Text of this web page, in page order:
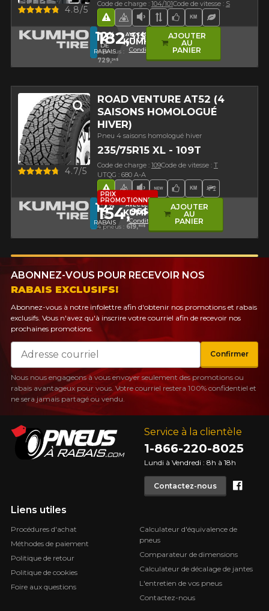
Code de charge : 104/101Code de vitesse : S
Faible niveau sonore
Pneu 4 saisons homologué
Bande de roulement
Choix de l'équipe
HautPneu
Hasard routier
Aperçu 4.8/5
12%
DE
RABAIS
AVEC LE CODE
KUMHO12
Conditions
182,31$
4 pneus :
729,24$
AJOUTER
AU
PANIER
ROAD VENTURE AT52 (4
SAISONS HOMOLOGUÉ
HIVER)
Pneu 4 saisons homologué hiver
235/75R15 XL - 109T
Code de charge : 109Code de vitesse : T
UTQG : 680 A-A
Faible niveau sonore
Pneu 4 saisons homologué
Nouveau produit
Choix de l'équipe
Haut
Hasard routier Pneu Hors-
Aperçu 4.7/5
12%
DE
RABAIS
AVEC LE CODE
KUMHO12
Conditions
PRIX
PROMOTIONNEL
154,95$
4 pneus : 619,80$
AJOUTER
AU
PANIER
Service à la clientèle
1-866-220-8025
Lundi à Vendredi : 8h à 18h
Contactez-nous
Liens utiles
Procédures d'achat
Méthodes de paiement
Politique de retour
Politique de cookies
Foire aux questions
Calculateur d'équivalence de
pneus
Comparateur de dimensions
Calculateur de décalage de jantes
L'entretien de vos pneus
Contactez-nous
ABONNEZ-VOUS POUR RECEVOIR NOS
RABAIS EXCLUSIFS!
Abonnez-vous à notre infolettre afin d'obtenir nos promotions et rabais
exclusifs. Vous n'avez qu'à inscrire votre courriel afin de recevoir nos
prochaines promotions.
Courriel
Confirmer
Nous nous engageons à vous envoyer seulement des promotions ou
rabais avantageux pour vous. Votre courriel restera 100% confidentiel et
ne sera jamais partagé ou vendu.